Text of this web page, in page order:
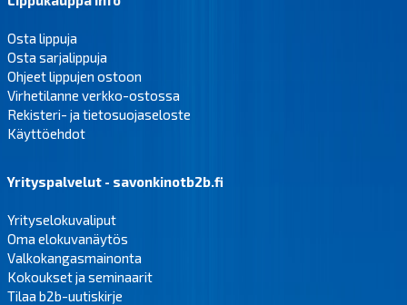
Osta lippuja
Osta sarjalippuja
Ohjeet lippujen ostoon
Virhetilanne verkko-ostossa
Rekisteri- ja tietosuojaseloste
Käyttöehdot
Yrityspalvelut - savonkinotb2b.fi
Yrityselokuvaliput
Oma elokuvanäytös
Valkokangasmainonta
Kokoukset ja seminaarit
Tilaa b2b-uutiskirje